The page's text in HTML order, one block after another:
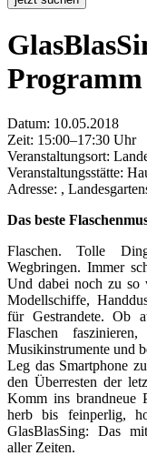
Programm
Datum: 10.05.2018
Zeit: 15:00–17:30 Uhr
Veranstaltungsort:
Veranstaltungsstätte:
Adresse: ,
Das beste
Flaschen. Tolle
Wegbringen. Immer
Und dabei noch zu so
Modellschiffe,
für Gestrandete. Ob
Flaschen
Musikinstrumente und
Leg das Smartphone
den Überresten der
Komm ins brandneue
herb bis feinperlig,
GlasBlasSing: Das
aller Zeiten.